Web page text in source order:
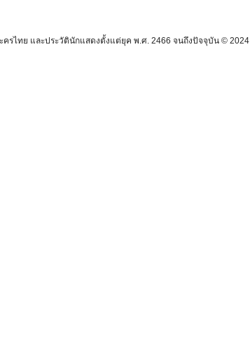
รไทย และประวัตินักแสดงตั้งแต่ยุค พ.ศ. 2466 จนถึงปัจจุบัน © 2024